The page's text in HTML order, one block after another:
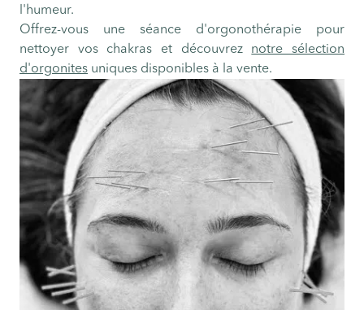
l'humeur.
Offrez-vous une séance d'orgonothérapie pour
nettoyer vos chakras et découvrez notre sélection
d'orgonites uniques disponibles à la vente.